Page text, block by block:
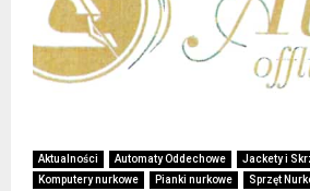
Aktualności Automaty Oddechowe
Jackety i
Komputery nurkowe
Pianki nurkowe Sprzęt